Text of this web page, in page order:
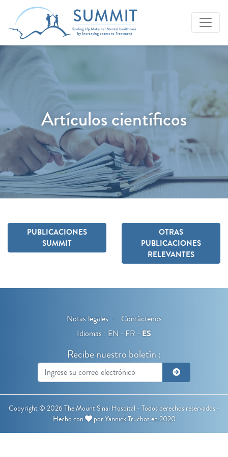
Artículos científicos
PUBLICACIONES
SUMMIT
OTRAS
PUBLICACIONES
RELEVANTES
Notas legales
Contáctenos
Idiomas : EN FR ES
Recibe nuestro boletín :
Copyright © 2026 The Mount Sinai Hospital - Todos derechos reservados -
Hecho con
porYannick Truchoten 2020